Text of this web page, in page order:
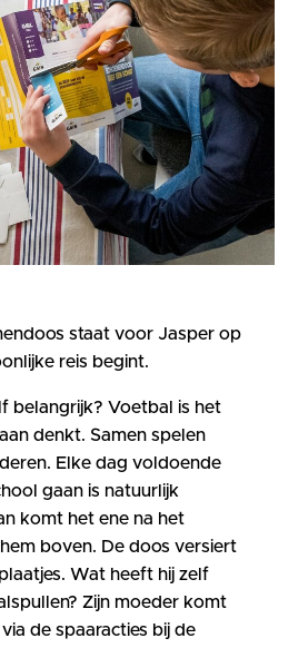
staat voor Jasper op
reis begint.
belangrijk? Voetbal is het
denkt. Samen spelen
Elke dag voldoende
gaan is natuurlijk
komt het ene na het
boven. De doos versiert
Wat heeft hij zelf
Zijn moeder komt
de spaaracties bij de